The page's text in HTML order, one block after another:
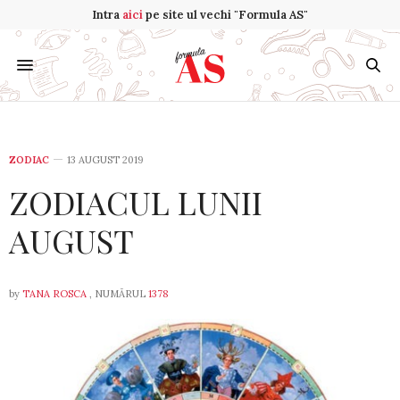
Intra aicipe site ul vechi "Formula AS"
ZODIAC 13 AUGUST 2019
ZODIACUL LUNII
AUGUST
by TANA ROSCA , NUMĂRUL 1378